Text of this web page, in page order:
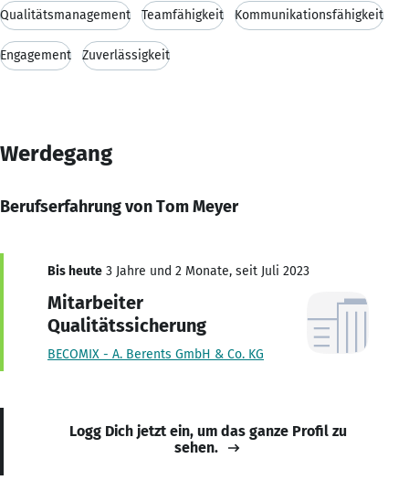
Qualitätsmanagement Teamfähigkeit Kommunikationsfähigkeit
Engagement Zuverlässigkeit
Werdegang
Berufserfahrung von Tom Meyer
Bis heute 3 Jahre und 2 Monate, seit Juli 2023
Mitarbeiter
Qualitätssicherung
BECOMIX - A. Berents GmbH & Co. KG
Logg Dich jetzt ein, um das ganze Profil zu
sehen.